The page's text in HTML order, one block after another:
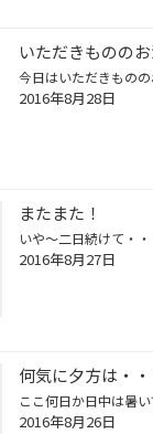
いただきものの
2016年8月28日
またまた！
2016年8月27日
何気に夕方は・・
2016年8月26日